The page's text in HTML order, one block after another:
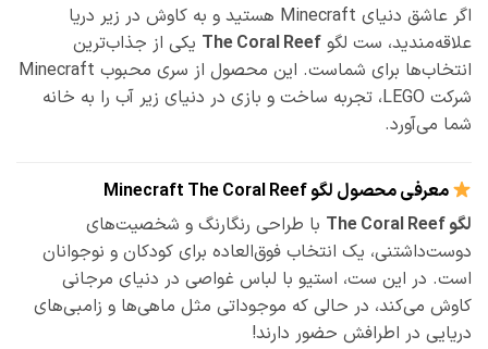
اگر عاشق دنیای Minecraft هستید و به کاوش در زیر دریا
علاقه‌مندید، ست لگوThe Coral Reefیکی از جذاب‌ترین
انتخاب‌ها برای شماست. این محصول از سری محبوب Minecraft
شرکت LEGO، تجربه ساخت و بازی در دنیای زیر آب را به خانه
شما می‌آورد.
معرفی محصول لگو Minecraft The Coral Reef
لگو The Coral Reef
با طراحی رنگارنگ و شخصیت‌های
دوست‌داشتنی، یک انتخاب فوق‌العاده برای کودکان و نوجوانان
است. در این ست، استیو با لباس غواصی در دنیای مرجانی
کاوش می‌کند، در حالی که موجوداتی مثل ماهی‌ها و زامبی‌های
دریایی در اطرافش حضور دارند!